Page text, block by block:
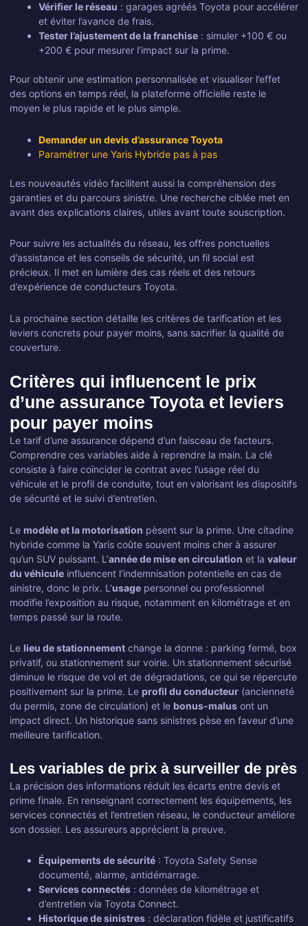
Vérifier le réseau : garages agréés Toyota pour accélérer
et éviter l’avance de frais.
Tester l’ajustement de la franchise : simuler +100 € ou
+200 € pour mesurer l’impact sur la prime.
Pour obtenir une estimation personnalisée et visualiser l’effet
des options en temps réel, la plateforme officielle reste le
moyen le plus rapide et le plus simple.
Demander un devis d’assurance Toyota
Paramétrer une Yaris Hybride pas à pas
Les nouveautés vidéo facilitent aussi la compréhension des
garanties et du parcours sinistre. Une recherche ciblée met en
avant des explications claires, utiles avant toute souscription.
Pour suivre les actualités du réseau, les offres ponctuelles
d’assistance et les conseils de sécurité, un fil social est
précieux. Il met en lumière des cas réels et des retours
d’expérience de conducteurs Toyota.
La prochaine section détaille les critères de tarification et les
leviers concrets pour payer moins, sans sacrifier la qualité de
couverture.
Critères qui influencent le prix
d’une assurance Toyota et leviers
pour payer moins
Le tarif d’une assurance dépend d’un faisceau de facteurs.
Comprendre ces variables aide à reprendre la main. La clé
consiste à faire coïncider le contrat avec l’usage réel du
véhicule et le profil de conduite, tout en valorisant les dispositifs
de sécurité et le suivi d’entretien.
Le modèle et la motorisation pèsent sur la prime. Une citadine
hybride comme la Yaris coûte souvent moins cher à assurer
qu’un SUV puissant. L’année de mise en circulation et la valeur
du véhicule influencent l’indemnisation potentielle en cas de
sinistre, donc le prix. L’usage personnel ou professionnel
modifie l’exposition au risque, notamment en kilométrage et en
temps passé sur la route.
Le lieu de stationnement change la donne : parking fermé, box
privatif, ou stationnement sur voirie. Un stationnement sécurisé
diminue le risque de vol et de dégradations, ce qui se répercute
positivement sur la prime. Le profil du conducteur (ancienneté
du permis, zone de circulation) et le bonus-malus ont un
impact direct. Un historique sans sinistres pèse en faveur d’une
meilleure tarification.
Les variables de prix à surveiller de près
La précision des informations réduit les écarts entre devis et
prime finale. En renseignant correctement les équipements, les
services connectés et l’entretien réseau, le conducteur améliore
son dossier. Les assureurs apprécient la preuve.
Équipements de sécurité : Toyota Safety Sense
documenté, alarme, antidémarrage.
Services connectés : données de kilométrage et
d’entretien via Toyota Connect.
Historique de sinistres : déclaration fidèle et justificatifs